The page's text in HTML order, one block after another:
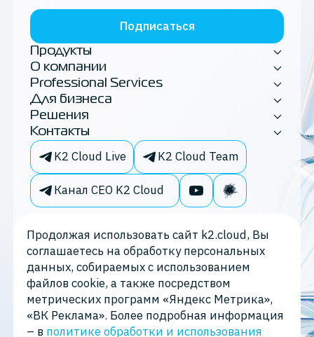
Подписаться
Продукты
О компании
Professional Services
Для бизнеса
Решения
Контакты
K2 Cloud Live K2 Cloud Team
Канал CEO K2 Cloud
Продолжая использовать сайт k2.cloud, Вы
соглашаетесь на обработку персональных
данных, собираемых с использованием
файлов cookie, а также посредством
метрических программ «Яндекс Метрика»,
«ВК Реклама». Более подробная информация
– в политике обработки и использования